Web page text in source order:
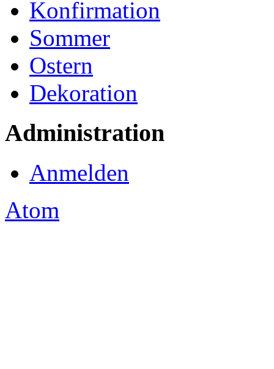
Konfirmation
Sommer
Ostern
Dekoration
Administration
Anmelden
Atom